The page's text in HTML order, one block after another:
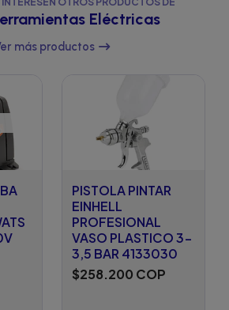
Eléctricas
más productos
PISTOLA PINTAR
EINHELL
PROFESIONAL
VASO PLASTICO 3-
3,5 BAR 4133030
$258.200 COP